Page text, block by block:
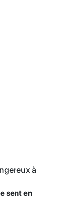
à
sent en